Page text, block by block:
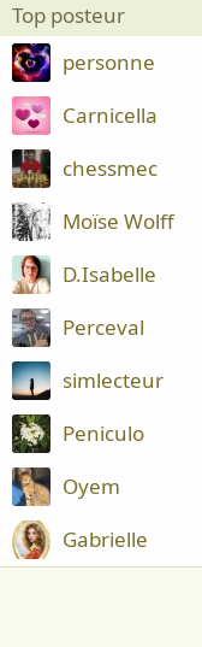
Top posteur
personne
Carnicella
chessmec
Moïse Wolff
D.Isabelle
Perceval
simlecteur
Peniculo
Oyem
Gabrielle